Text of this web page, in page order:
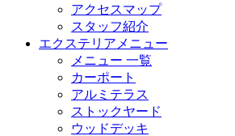
アクセスマップ
スタッフ紹介
エクステリアメニュー
メニュー 一覧
カーポート
アルミテラス
ストックヤード
ウッドデッキ